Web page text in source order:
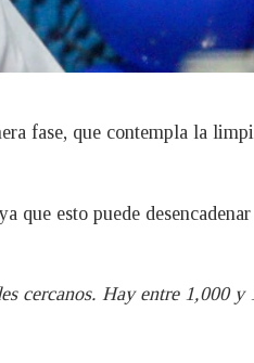
fase, que contempla la
que esto puede desencadenar
cercanos. Hay entre 1,000 y